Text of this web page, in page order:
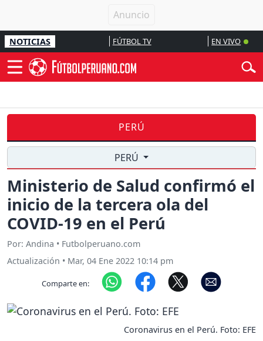
NOTICIAS FÚTBOL TV EN VIVO
PERÚ
PERÚ
Ministerio de Salud confirmó el
inicio de la tercera ola del
COVID-19 en el Perú
Por: Andina • Futbolperuano.com
Actualización • Mar, 04 Ene 2022 10:14 pm
Comparte en:
Coronavirus en el Perú. Foto: EFE